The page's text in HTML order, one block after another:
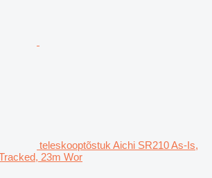
teleskooptõstuk Aichi SR210 As-Is,
23m Wor